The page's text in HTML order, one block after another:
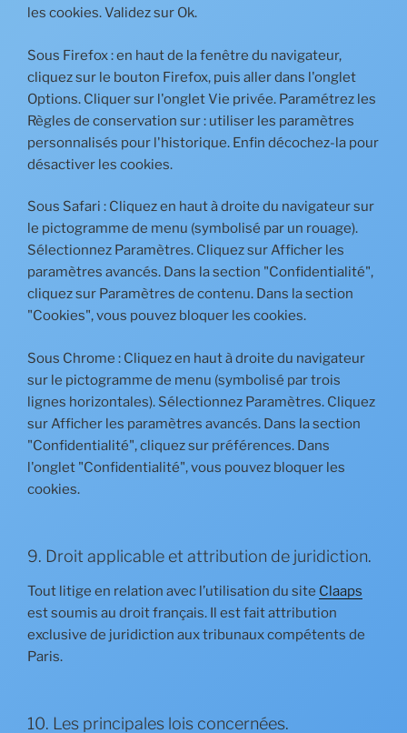
les cookies. Validez sur Ok.
Sous Firefox : en haut de la fenêtre du navigateur,
cliquez sur le bouton Firefox, puis aller dans l'onglet
Options. Cliquer sur l'onglet Vie privée. Paramétrez les
Règles de conservation sur : utiliser les paramètres
personnalisés pour l'historique. Enfin décochez-la pour
désactiver les cookies.
Sous Safari : Cliquez en haut à droite du navigateur sur
le pictogramme de menu (symbolisé par un rouage).
Sélectionnez Paramètres. Cliquez sur Afficher les
paramètres avancés. Dans la section "Confidentialité",
cliquez sur Paramètres de contenu. Dans la section
"Cookies", vous pouvez bloquer les cookies.
Sous Chrome : Cliquez en haut à droite du navigateur
sur le pictogramme de menu (symbolisé par trois
lignes horizontales). Sélectionnez Paramètres. Cliquez
sur Afficher les paramètres avancés. Dans la section
"Confidentialité", cliquez sur préférences. Dans
l'onglet "Confidentialité", vous pouvez bloquer les
cookies.
9. Droit applicable et attribution de juridiction.
Tout litige en relation avec l’utilisation du site Claaps
est soumis au droit français. Il est fait attribution
exclusive de juridiction aux tribunaux compétents de
Paris.
10. Les principales lois concernées.